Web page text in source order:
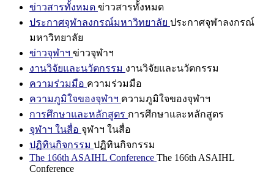
ข่าวสารทั้งหมด ข่าวสารทั้งหมด
ประกาศจุฬาลงกรณ์มหาวิทยาลัย ประกาศจุฬาลงกรณ์
มหาวิทยาลัย
ข่าวจุฬาฯ ข่าวจุฬาฯ
งานวิจัยและนวัตกรรม งานวิจัยและนวัตกรรม
ความร่วมมือ ความร่วมมือ
ความภูมิใจของจุฬาฯ ความภูมิใจของจุฬาฯ
การศึกษาและหลักสูตร การศึกษาและหลักสูตร
จุฬาฯ ในสื่อ จุฬาฯ ในสื่อ
ปฏิทินกิจกรรม ปฏิทินกิจกรรม
The 166th ASAIHL Conference The 166th ASAIHL
Conference